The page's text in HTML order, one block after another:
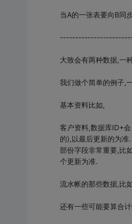
当A的一张表要向B同
大致会有两种数据,一
我们做个简单的例子,
基本资料比如,
客户资料,数据库ID+
的),以最后更新的为准.
部份字段非常重要,比
个更新为准.
流水帐的那些数据,比
还有一些可能要算合